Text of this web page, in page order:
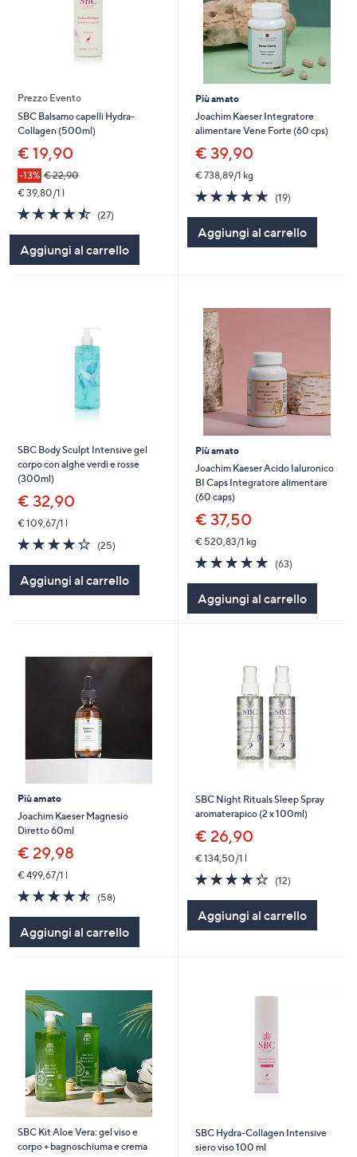
Prezzo Evento
SBC Balsamo capelli Hydra-
Collagen (500ml)
€ 19,90
-13% € 22,90
€ 39,80/1 l
4.4
of
Stars
(27)
Aggiungi al carrello
Più amato
Joachim Kaeser Integratore
alimentare Vene Forte (60 cps)
€ 39,90
€ 738,89/1 kg
4.6
of
Stars
(19)
Aggiungi al carrello
SBC Body Sculpt Intensive gel
corpo con alghe verdi e rosse
(300ml)
€ 32,90
€ 109,67/1 l
4.2
of
Stars
(25)25
Aggiungi al carrello
Più amato
Joachim Kaeser Acido Ialuronico
BI Caps Integratore alimentare
(60 caps)
€ 37,50
€ 520,83/1 kg
4.8
of
Stars
(63)
Aggiungi al carrello
Più amato
Joachim Kaeser Magnesio
Diretto 60ml
€ 29,98
€ 499,67/1 l
4.5
of
Stars
(58)58
Aggiungi al carrello
SBC Night Rituals Sleep Spray
aromaterapico (2 x 100ml)
€ 26,90
€ 134,50/1 l
4.2
of
Stars
(12)
Aggiungi al carrello
SBC Kit Aloe Vera: gel viso e
corpo + bagnoschiuma e crema
SBC Hydra-Collagen Intensive
siero viso 100 ml